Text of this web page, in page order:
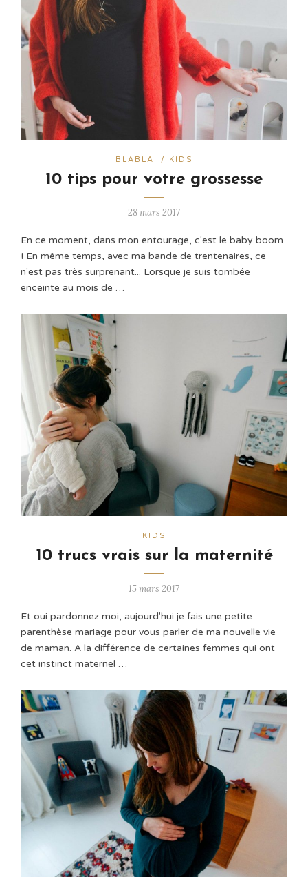
BLABLA / KIDS
10 tips pour votre grossesse
28 mars 2017
En ce moment, dans mon entourage, c'est le baby boom
! En même temps, avec ma bande de trentenaires, ce
n'est pas très surprenant... Lorsque je suis tombée
enceinte au mois de …
KIDS
10 trucs vrais sur la maternité
15 mars 2017
Et oui pardonnez moi, aujourd'hui je fais une petite
parenthèse mariage pour vous parler de ma nouvelle vie
de maman. A la différence de certaines femmes qui ont
cet instinct maternel …